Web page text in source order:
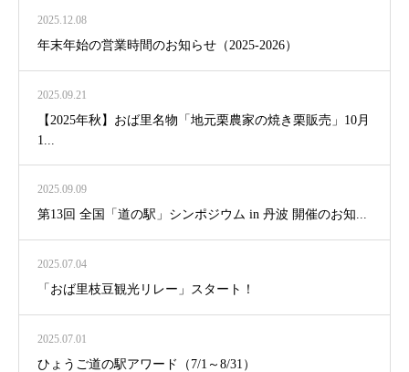
2025.12.08
年末年始の営業時間のお知らせ（2025-2026）
2025.09.21
【2025年秋】おば里名物「地元栗農家の焼き栗販売」10月
1...
2025.09.09
第13回 全国「道の駅」シンポジウム in 丹波 開催のお知...
2025.07.04
「おば里枝豆観光リレー」スタート！
2025.07.01
ひょうご道の駅アワード（7/1～8/31）